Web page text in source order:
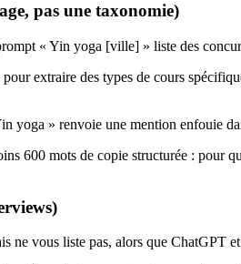
pas une taxonomie)
« Yin yoga [ville] » liste des
extraire des types de cours
yoga » renvoie une mention enfouie
600 mots de copie structurée :
ne vous liste pas, alors que ChatGPT